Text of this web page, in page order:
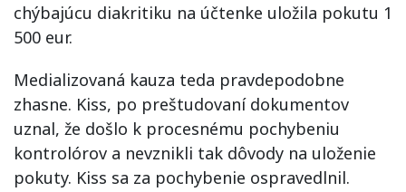
chýbajúcu diakritiku na účtenke uložila pokutu 1
500 eur.
Medializovaná kauza teda pravdepodobne
zhasne. Kiss, po preštudovaní dokumentov
uznal, že došlo k procesnému pochybeniu
kontrolórov a nevznikli tak dôvody na uloženie
pokuty. Kiss sa za pochybenie ospravedlnil.